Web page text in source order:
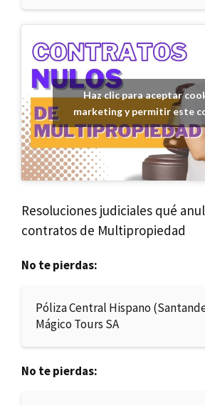
Haz clic para aceptar
marketing y permitir este
Resoluciones judiciales qué
contratos de Multipropiedad
No te pierdas:
Póliza Central Hispano
Mágico Tours SA
No te pierdas: